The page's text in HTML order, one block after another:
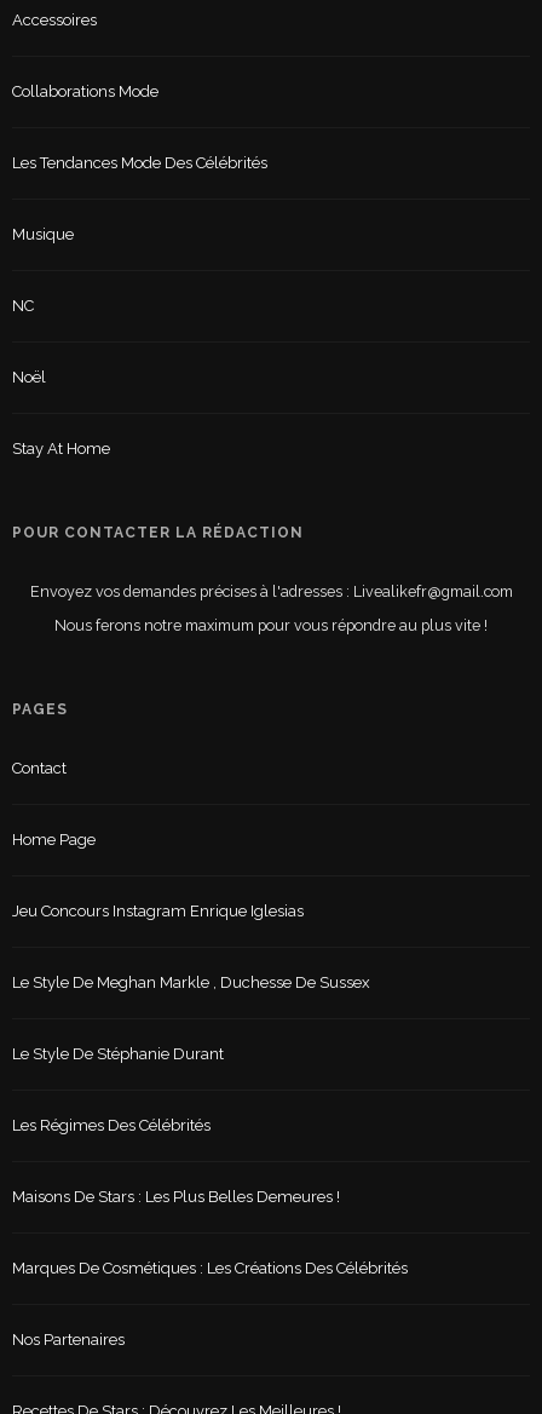
Accessoires
Collaborations Mode
Les Tendances Mode Des Célébrités
Musique
NC
Noël
Stay At Home
POUR CONTACTER LA RÉDACTION
Envoyez vos demandes précises à l'adresses : Livealikefr@gmail.com
Nous ferons notre maximum pour vous répondre au plus vite !
PAGES
Contact
Home Page
Jeu Concours Instagram Enrique Iglesias
Le Style De Meghan Markle , Duchesse De Sussex
Le Style De Stéphanie Durant
Les Régimes Des Célébrités
Maisons De Stars : Les Plus Belles Demeures !
Marques De Cosmétiques : Les Créations Des Célébrités
Nos Partenaires